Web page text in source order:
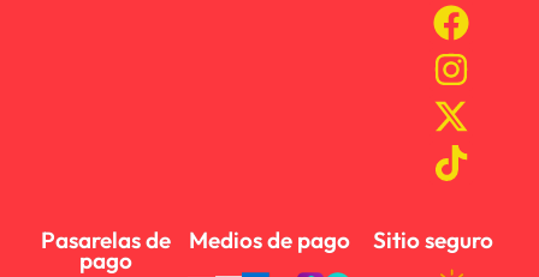
Pasarelas de
pago
Medios de pago Sitio seguro